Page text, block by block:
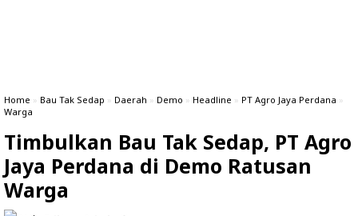
Home » Bau Tak Sedap » Daerah » Demo » Headline » PT Agro Jaya Perdana »
Warga
Timbulkan Bau Tak Sedap, PT Agro
Jaya Perdana di Demo Ratusan
Warga